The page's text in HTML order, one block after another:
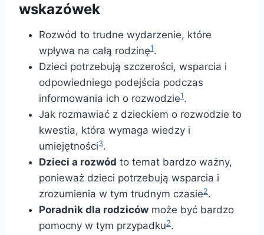
wskazówek
Rozwód to trudne wydarzenie, które
wpływa na całą rodzinę1.
Dzieci potrzebują szczerości, wsparcia i
odpowiedniego podejścia podczas
informowania ich o rozwodzie1.
Jak rozmawiać z dzieckiem o rozwodzie to
kwestia, która wymaga wiedzy i
umiejętności3.
Dzieci a rozwód to temat bardzo ważny,
ponieważ dzieci potrzebują wsparcia i
zrozumienia w tym trudnym czasie2.
Poradnik dla rodziców może być bardzo
pomocny w tym przypadku2.